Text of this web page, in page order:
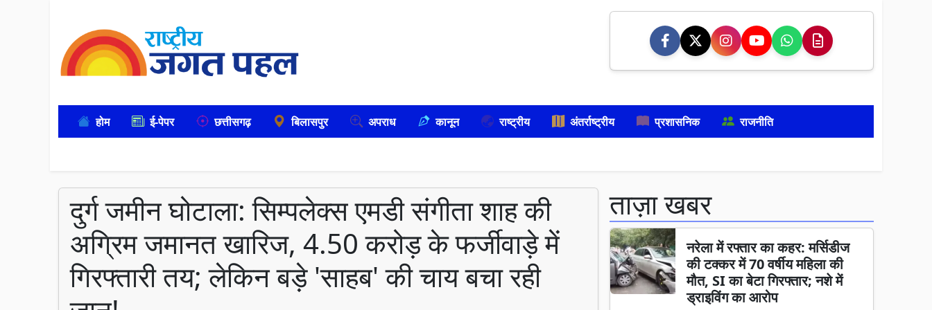
होम ई-पेपर छत्तीसगढ़ बिलासपुर अपराध कानून राष्ट्रीय अंतर्राष्ट्रीय प्रशासनिक राजनीति
दुर्ग जमीन घोटाला: सिम्पलेक्स एमडी संगीता शाह की
अग्रिम जमानत खारिज, 4.50 करोड़ के फर्जीवाड़े में
गिरफ्तारी तय; लेकिन बड़े 'साहब' की चाय बचा रही
ताज़ा खबर
नरेला में रफ्तार का कहर: मर्सिडीज
की टक्कर में 70 वर्षीय महिला की
मौत, SI का बेटा गिरफ्तार; नशे में
ड्राइविंग का आरोप